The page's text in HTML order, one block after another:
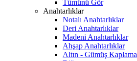
Tümünü Gör
Anahtarlıklar
Notalı Anahtarlıklar
Deri Anahtarlıklar
Madeni Anahtarlıklar
Ahşap Anahtarlıklar
Altın - Gümüş Kaplama